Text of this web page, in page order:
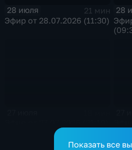
28 июля
21 мин
Эфир от 28.07.2026 (11:30)
28
Показать все